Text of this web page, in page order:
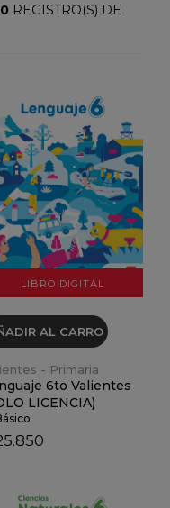
REGISTRO(S) DE
LIBRO DIGITAL
VER DETALLES
AL CARRO
- Primaria
6to Valientes
LICENCIA)